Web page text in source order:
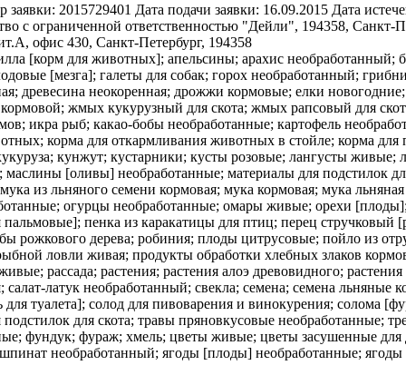
заявки: 2015729401 Дата подачи заявки: 16.09.2015 Дата
с ограниченной ответственностью "Дейли", 194358, Санкт-
офис 430, Санкт-Петербург, 194358
[корм для животных]; апельсины; арахис
[мезга]; галеты для собак; горох необработанный;
древесина неокоренная; дрожжи кормовые; елки
жмых кукурузный для скота; жмых рапсовый для
икра рыб; какао-бобы необработанные; картофель
корма для откармливания животных в стойле; корма
кунжут; кустарники; кусты розовые; лангусты
[оливы] необработанные; материалы для
из льняного семени кормовая; мука кормовая; мука
огурцы необработанные; омары живые; орехи
пенка из каракатицы для птиц; перец
рожкового дерева; робиния; плоды цитрусовые; пойло из
ловли живая; продукты обработки хлебных злаков
рассада; растения; растения алоэ древовидного;
латук необработанный; свекла; семена; семена льняные
туалета]; солод для пивоварения и винокурения; солома
подстилок для скота; травы пряновкусовые
фундук; фураж; хмель; цветы живые; цветы засушенные
необработанный; ягоды [плоды] необработанные;